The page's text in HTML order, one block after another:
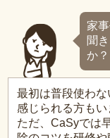
家
聞
か？
最初は普段使わ
感じられる方もい
ただ、CaSyでは